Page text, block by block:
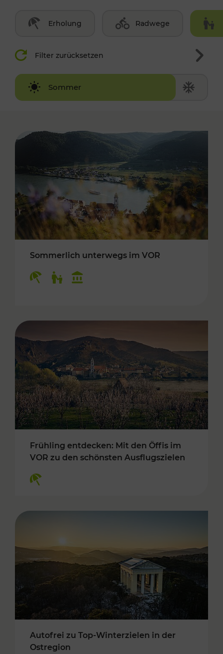
Erholung Radwege
Filter zurücksetzen
Sommer
Winter
Sommerlich unterwegs im VOR
Frühling entdecken: Mit den Öffis im
VOR zu den schönsten Ausflugszielen
Autofrei zu Top-Winterzielen in der
Ostregion